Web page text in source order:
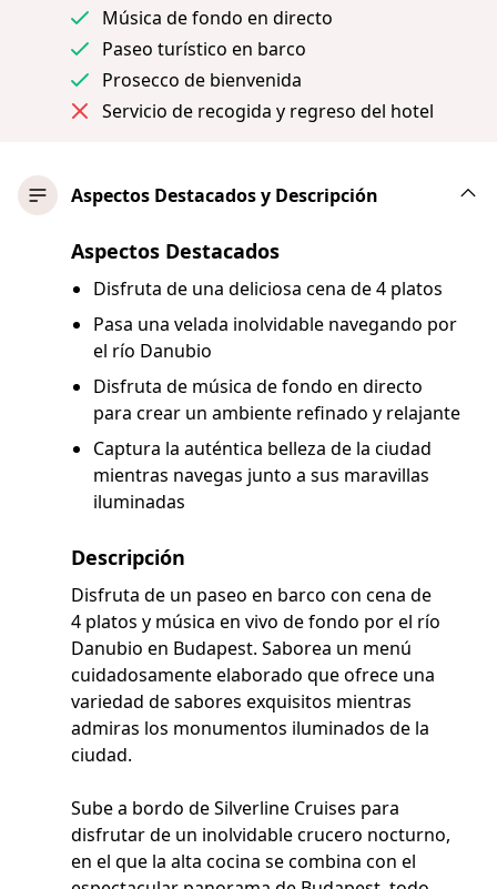
Música de fondo en directo
Paseo turístico en barco
Prosecco de bienvenida
Servicio de recogida y regreso del hotel
Aspectos Destacados y Descripción
Aspectos Destacados
Disfruta de una deliciosa cena de 4 platos
Pasa una velada inolvidable navegando por
el río Danubio
Disfruta de música de fondo en directo
para crear un ambiente refinado y relajante
Captura la auténtica belleza de la ciudad
mientras navegas junto a sus maravillas
iluminadas
Descripción
Disfruta de un paseo en barco con cena de
4 platos y música en vivo de fondo por el río
Danubio en Budapest. Saborea un menú
cuidadosamente elaborado que ofrece una
variedad de sabores exquisitos mientras
admiras los monumentos iluminados de la
ciudad.
Sube a bordo de Silverline Cruises para
disfrutar de un inolvidable crucero nocturno,
en el que la alta cocina se combina con el